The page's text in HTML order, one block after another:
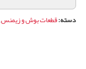
دسته:قطعات بوش و زیمنس,